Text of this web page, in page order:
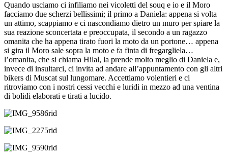
Quando usciamo ci infiliamo nei vicoletti del souq e io e il Moro
facciamo due scherzi bellissimi; il primo a Daniela: appena si volta
un attimo, scappiamo e ci nascondiamo dietro un muro per spiare la
sua reazione sconcertata e preoccupata, il secondo a un ragazzo
omanita che ha appena tirato fuori la moto da un portone… appena
si gira il Moro sale sopra la moto e fa finta di fregargliela…
l’omanita, che si chiama Hilal, la prende molto meglio di Daniela e,
invece di insultarci, ci invita ad andare all’appuntamento con gli altri
bikers di Muscat sul lungomare. Accettiamo volentieri e ci
ritroviamo con i nostri cessi vecchi e luridi in mezzo ad una ventina
di bolidi elaborati e tirati a lucido.